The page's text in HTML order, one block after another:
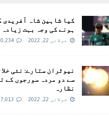
کیا شاہین شاہ آفریدی
ہونے کی وجہ بہت
جولائی 22, 2022
نیوٹران ستارے: نئی
سے دو مردہ سورجوں کے
نظارہ
جولائی 22, 2022